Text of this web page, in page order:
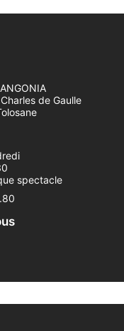
de Gaulle
spectacle